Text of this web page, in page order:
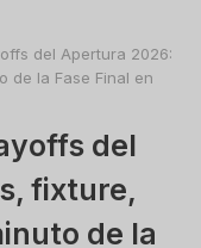
del Apertura 2026:
de la Fase Final en
del
fixture,
de la